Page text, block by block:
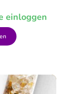
einloggen